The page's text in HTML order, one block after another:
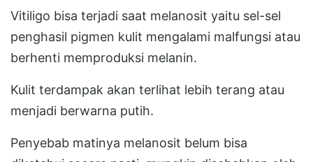
Vitiligo bisa terjadi saat melanosit yaitu sel-sel
penghasil pigmen kulit mengalami malfungsi atau
berhenti memproduksi melanin.
Kulit terdampak akan terlihat lebih terang atau
menjadi berwarna putih.
Penyebab matinya melanosit belum bisa